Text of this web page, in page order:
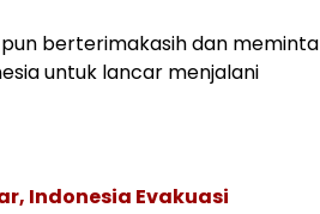
berterimakasih dan meminta
untuk lancar menjalani
Indonesia Evakuasi